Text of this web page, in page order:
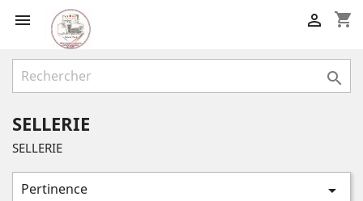
 shopping_cart


SELLERIE
SELLERIE
Pertinence 